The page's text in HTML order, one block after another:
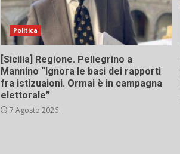
Politica
[Sicilia] Regione. Pellegrino a
Mannino “Ignora le basi dei rapporti
fra istizuaioni. Ormai è in campagna
elettorale”
7 Agosto 2026